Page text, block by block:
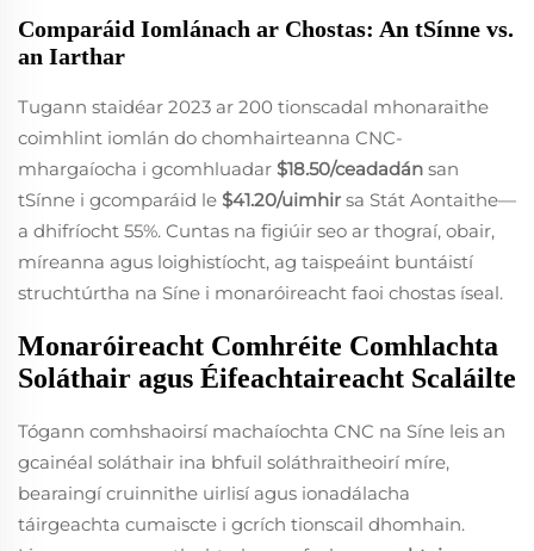
Comparáid Iomlánach ar Chostas: An tSínne vs.
an Iarthar
Tugann staidéar 2023 ar 200 tionscadal mhonaraithe
coimhlint iomlán do chomhairteanna CNC-
mhargaíocha i gcomhluadar $18.50/ceadadán san
tSínne i gcomparáid le $41.20/uimhir sa Stát Aontaithe—
a dhifríocht 55%. Cuntas na figiúir seo ar thograí, obair,
míreanna agus loighistíocht, ag taispeáint buntáistí
struchtúrtha na Síne i monaróireacht faoi chostas íseal.
Monaróireacht Comhréite Comhlachta
Soláthair agus Éifeachtaireacht Scaláilte
Tógann comhshaoirsí machaíochta CNC na Síne leis an
gcainéal soláthair ina bhfuil soláthraitheoirí míre,
bearaingí cruinnithe uirlisí agus ionadálacha
táirgeachta cumaiscte i gcrích tionscail dhomhain.